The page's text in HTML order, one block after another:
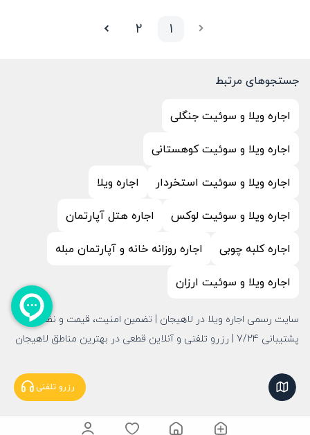
1
2
رزرو تلفنی
جستجوهای مرتبط
اجاره ویلا و سوئیت جنگلی
اجاره ویلا و سوئیت کوهستانی
اجاره ویلا و سوئیت استخردار
اجاره ویلا
اجاره ویلا و سوئیت لوکس
اجاره هتل آپارتمان
اجاره کلبه چوبی
اجاره روزانه خانه و آپارتمان مبله
اجاره ویلا و سوئیت ارزان
سایت رسمی اجاره ویلا در لاهیجان | تضمین امنیت، قیمت و نظافت |
پشتیبانی 7/24 | رزرو تلفنی و آنلاین قطعی در بهترین مناطق لاهیجان